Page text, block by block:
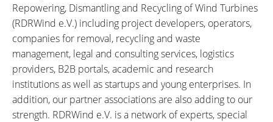
Repowering, Dismantling and Recycling of Wind Turbines
(RDRWind e.V.) including project developers, operators,
companies for removal, recycling and waste
management, legal and consulting services, logistics
providers, B2B portals, academic and research
institutions as well as startups and young enterprises. In
addition, our partner associations are also adding to our
strength. RDRWind e.V. is a network of experts, special